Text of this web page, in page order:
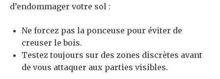
d’endommager votre sol :
Ne forcez pas la ponceuse pour éviter de
creuser le bois.
Testez toujours sur des zones discrètes avant
de vous attaquer aux parties visibles.